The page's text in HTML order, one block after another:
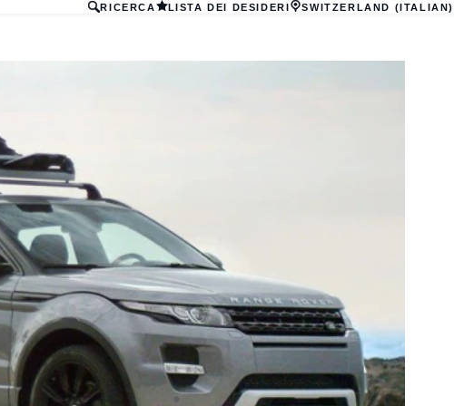
RICERCA LISTA DEI DESIDERI SWITZERLAND (ITALIAN)